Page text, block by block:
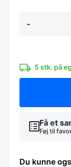
-
VEJEFLADE,
Caso
5 stk. på
Få et
Føj til
Du kunne